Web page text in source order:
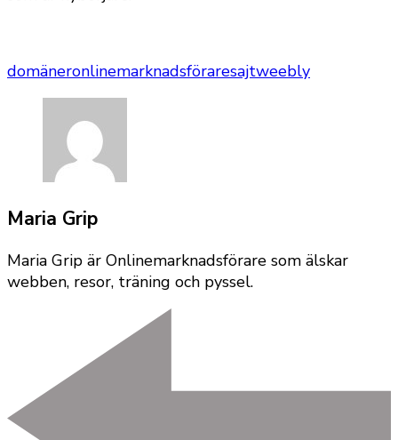
domäneronlinemarknadsföraresajtweebly
Maria Grip
Maria Grip är Onlinemarknadsförare som älskar
webben, resor, träning och pyssel.